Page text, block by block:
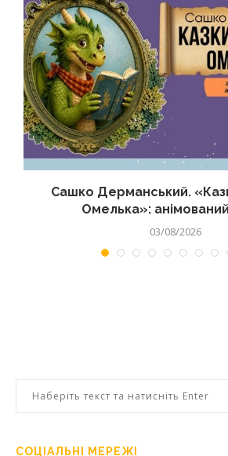
Сашко Дерманський.
Омелька»:
03/08/2026
СОЦІАЛЬНІ МЕРЕЖІ